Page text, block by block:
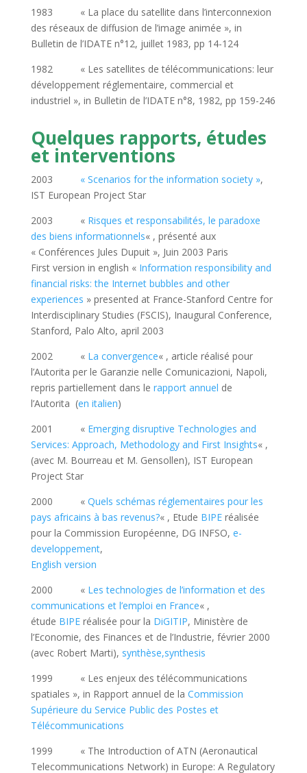
1983 « La place du satellite dans l’interconnexion
des réseaux de diffusion de l’image animée », in
Bulletin de l’IDATE n°12, juillet 1983, pp 14-124
1982 « Les satellites de télécommunications: leur
développement réglementaire, commercial et
industriel », in Bulletin de l’IDATE n°8, 1982, pp 159-246
Quelques rapports, études
et interventions
2003 « Scenarios for the information society »,
IST European Project Star
2003 « Risques et responsabilités, le paradoxe
des biens informationnels« , présenté aux
« Conférences Jules Dupuit », Juin 2003 Paris
First version in english « Information responsibility and
financial risks: the Internet bubbles and other
experiences » presented at France-Stanford Centre for
Interdisciplinary Studies (FSCIS), Inaugural Conference,
Stanford, Palo Alto, april 2003
2002 « La convergence« , article réalisé pour
l’Autorita per le Garanzie nelle Comunicazioni, Napoli,
repris partiellement dans le rapport annuel de
l’Autorita (en italien)
2001 « Emerging disruptive Technologies and
Services: Approach, Methodology and First Insights« ,
(avec M. Bourreau et M. Gensollen), IST European
Project Star
2000 « Quels schémas réglementaires pour les
pays africains à bas revenus?« , Etude BIPEréalisée
pour la Commission Européenne, DG INFSO, e-
developpement,
English version
2000 « Les technologies de l’information et des
communications et l’emploi en France« ,
étude BIPEréalisée pour la DiGITIP, Ministère de
l’Economie, des Finances et de l’Industrie, février 2000
(avec Robert Marti), synthèse,synthesis
1999 « Les enjeux des télécommunications
spatiales », in Rapport annuel de la Commission
Supérieure du Service Public des Postes et
Télécommunications
1999 « The Introduction of ATN (Aeronautical
Telecommunications Network) in Europe: A Regulatory